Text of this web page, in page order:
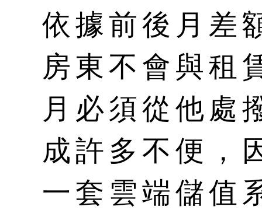
依據前後月差
房東不會與租
月必須從他處
成許多不便，
一套雲端儲值